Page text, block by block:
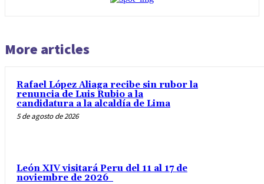
More articles
Rafael López Aliaga recibe sin rubor la
renuncia de Luis Rubio a la
candidatura a la alcaldía de Lima
5 de agosto de 2026
León XIV visitará Peru del 11 al 17 de
noviembre de 2026